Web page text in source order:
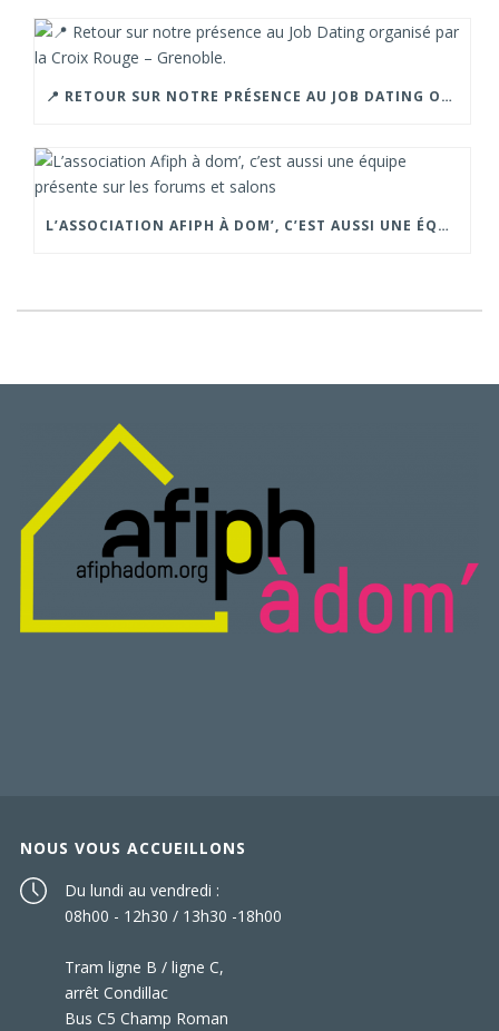
📍 RETOUR SUR NOTRE PRÉSENCE AU JOB DATING ORGANISÉ PAR LA CROIX ROUGE – GRENOBLE.
L’ASSOCIATION AFIPH À DOM’, C’EST AUSSI UNE ÉQUIPE PRÉSENTE SUR LES FORUMS ET SALONS
NOUS VOUS ACCUEILLONS
Du lundi au vendredi :
08h00 - 12h30 / 13h30 -18h00
Tram ligne B / ligne C,
arrêt Condillac
Bus C5 Champ Roman